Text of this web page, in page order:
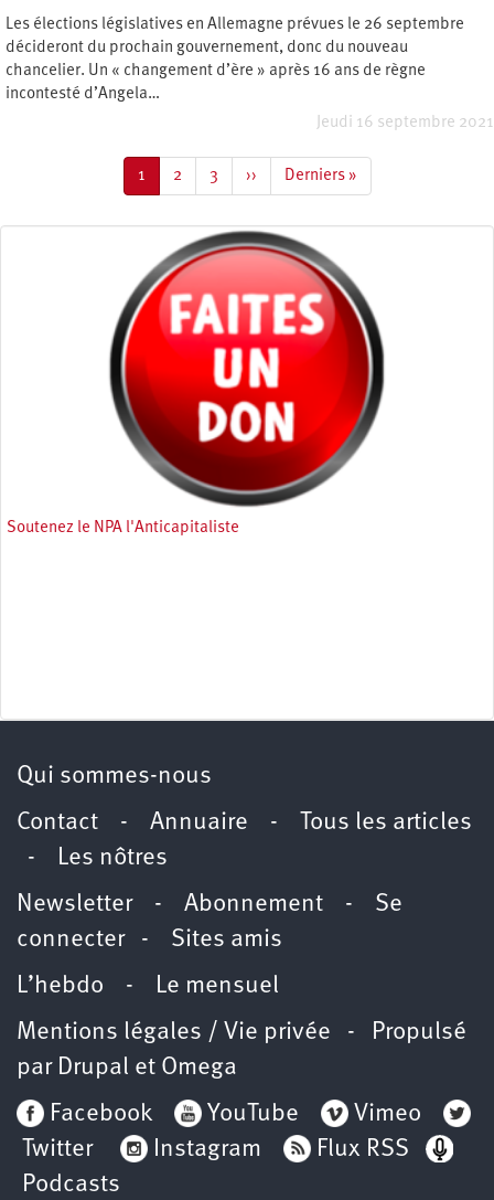
Les élections législatives en Allemagne prévues le 26 septembre
décideront du prochain gouvernement, donc du nouveau
chancelier. Un « changement d’ère » après 16 ans de règne
incontesté d’Angela…
Jeudi 16 septembre 2021
Page
courante
1 Page
2 Page
3
Page
suivante
››
Dernière
page
Derniers »
Soutenez le NPA l'Anticapitaliste
Qui sommes-nous
Contact - Annuaire - Tous les articles
-
Les nôtres
Newsletter- Abonnement - Se
connecter- Sites amis
L’hebdo -
Le mensuel
Mentions légales / Vie privée - Propulsé
par Drupal et Omega
Facebook
YouTube
Vimeo
Twitter
Instagram
Flux RSS
Podcasts